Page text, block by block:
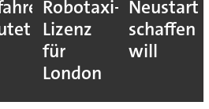
Robotaxi-
Lizenz
für
London
Neustart
schaffen
will